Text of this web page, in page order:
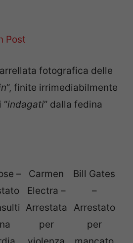
Post
fotografica delle
“, finite irrimediabilmente
“indagati” dalla fedina
–
Carmen
Electra –
Arrestata
per
Bill Gates
–
Arrestato
per